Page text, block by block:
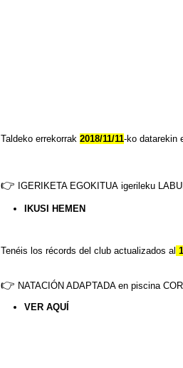
Taldeko errekorrak 2018/11/11-ko datarekin
👉 IGERIKETA EGOKITUAigerileku
IKUSI HEMEN
Tenéis los récords del club actualizados al
👉 NATACIÓN ADAPTADA en piscina
VER AQUÍ